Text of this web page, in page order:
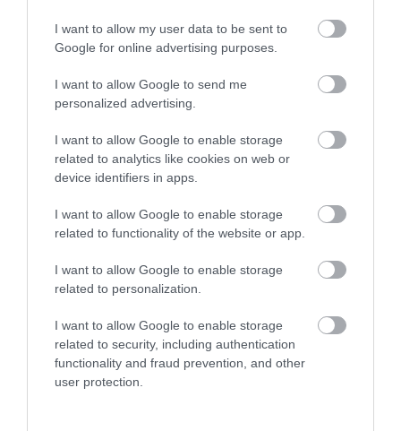
I want to allow my user data to be sent to
Google for online advertising purposes.
I want to allow Google to send me
personalized advertising.
I want to allow Google to enable storage
related to analytics like cookies on web or
device identifiers in apps.
I want to allow Google to enable storage
related to functionality of the website or app.
I want to allow Google to enable storage
related to personalization.
I want to allow Google to enable storage
related to security, including authentication
functionality and fraud prevention, and other
user protection.
10 skvelých tipov na neobyčajné piknikové
menu